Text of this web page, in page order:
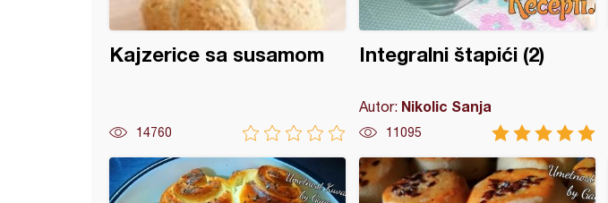
Kajzerice sa susamom
14760
Integralni štapići (2)
Autor: Nikolic Sanja
11095
sa čvarcima (po receptu moje mame)